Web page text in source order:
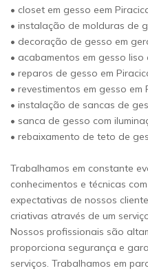
• closet em gesso eem
• instalação de molduras de
• decoração de gesso em
• acabamentos em gesso liso
• reparos de gesso em
• revestimentos em gesso em
• instalação de sancas de
• sanca de gesso com
• rebaixamento de teto de
Trabalhamos em constante
conhecimentos e técnicas
expectativas de nossos
criativas através de um
Nossos profissionais são
proporciona segurança e
serviços. Trabalhamos em